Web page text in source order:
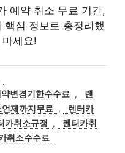
예약 취소 무료 기간,
핵심 정보로 총정리했
세요!
변경기한수수료 ,
렌
제까지무료 ,
렌터카
카취소규정 ,
렌터카취
취소수수료